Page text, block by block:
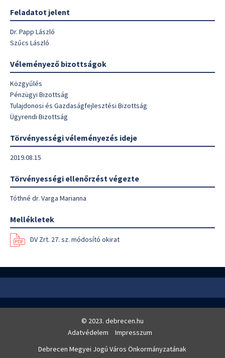
Feladatot jelent
Dr. Papp László
Szűcs László
Véleményező bizottságok
Közgyűlés
Pénzügyi Bizottság
Tulajdonosi és Gazdaságfejlesztési Bizottság
Ügyrendi Bizottság
Törvényességi véleményezés ideje
2019.08.15
Törvényességi ellenőrzést végezte
Tóthné dr. Varga Marianna
Mellékletek
DV Zrt. 27. sz. módosító okirat
© 2023. debrecen.hu
Adatvédelem
Impresszum
Debrecen Megyei Jogú Város Önkormányzatának